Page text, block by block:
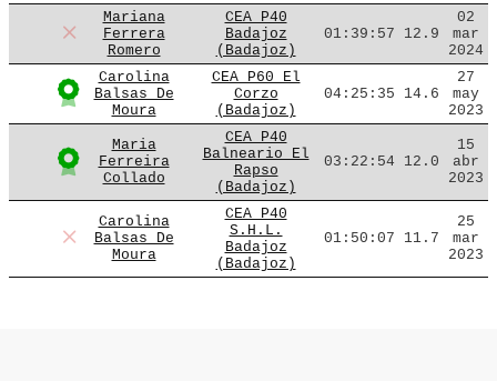
Mariana
Ferrera
Romero
CEA P40
Badajoz
(Badajoz)
01:39:57 12.9
02
mar
2024
Carolina
Balsas De
Moura
CEA P60 El
Corzo
(Badajoz)
04:25:35 14.6
27
may
2023
Maria
Ferreira
Collado
CEA P40
Balneario El
Rapso
(Badajoz)
03:22:54 12.0
15
abr
2023
Carolina
Balsas De
Moura
CEA P40
S.H.L.
Badajoz
(Badajoz)
01:50:07 11.7
25
mar
2023